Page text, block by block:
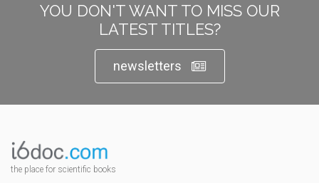
YOU DON'T WANT TO MISS OUR
LATEST TITLES?
newsletters
the place for scientific books